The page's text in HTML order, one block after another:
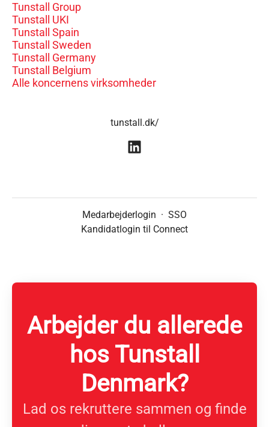
Tunstall Group
Tunstall UKI
Tunstall Spain
Tunstall Sweden
Tunstall Germany
Tunstall Belgium
Alle koncernens virksomheder
tunstall.dk/
Medarbejderlogin · SSO
Kandidatlogin til Connect
Arbejder du allerede
hos Tunstall
Denmark?
Lad os rekruttere sammen og finde